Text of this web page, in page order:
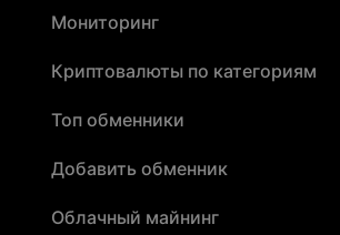
Мониторинг
Криптовалюты по категориям
Топ обменники
Добавить обменник
Облачный майнинг